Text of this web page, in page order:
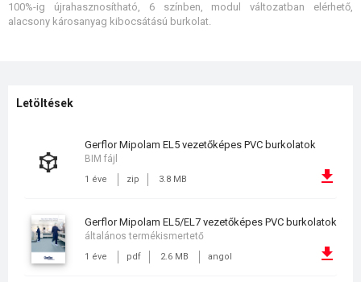
100%-ig újrahasznosítható, 6 színben, modul változatban elérhető,
alacsony károsanyag kibocsátású burkolat.
Letöltések
Gerflor Mipolam EL5 vezetőképes PVC burkolatok
1 éve zip 3.8 MB
BIM fájl
Gerflor Mipolam EL5/EL7 vezetőképes PVC burkolatok
1 éve pdf 2.6 MB angol
általános termékismertető